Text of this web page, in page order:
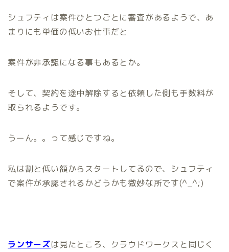
シュフティは案件ひとつごとに審査があるようで、あ
まりにも単価の低いお仕事だと
案件が非承認になる事もあるとか。
そして、契約を途中解除すると依頼した側も手数料が
取られるようです。
うーん。。って感じですね。
私は割と低い額からスタートしてるので、シュフティ
で案件が承認されるかどうかも微妙な所です(^_^;)
ランサーズは見たところ、クラウドワークスと同じく